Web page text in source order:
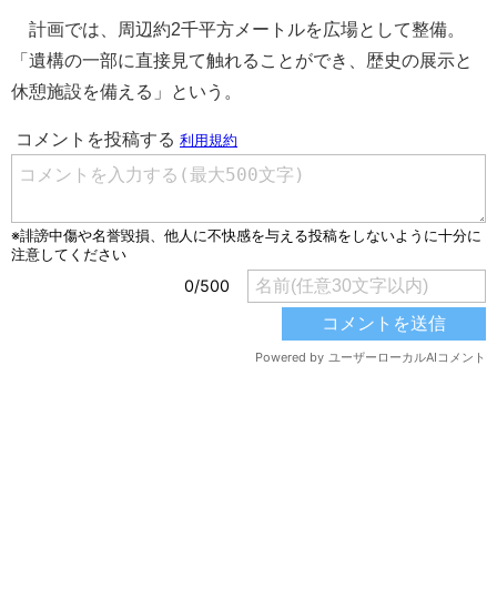
計画では、周辺約2千平方メートルを広場として整備。
「遺構の一部に直接見て触れることができ、歴史の展示と
休憩施設を備える」という。